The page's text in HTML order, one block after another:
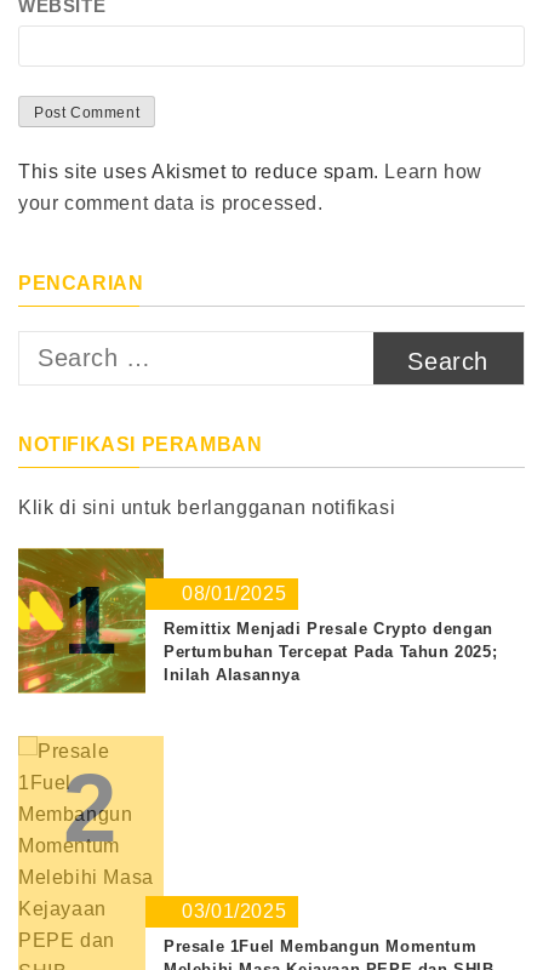
WEBSITE
This site uses Akismet to reduce spam. Learn how
your comment data is processed.
PENCARIAN
Search
NOTIFIKASI PERAMBAN
Klik di sini untuk berlangganan notifikasi
1 08/01/2025
Remittix Menjadi Presale Crypto dengan
Pertumbuhan Tercepat Pada Tahun 2025;
Inilah Alasannya
2
03/01/2025
Presale 1Fuel Membangun Momentum